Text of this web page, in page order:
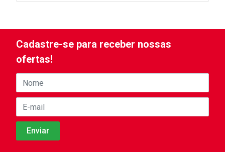
Cadastre-se para receber nossas
ofertas!